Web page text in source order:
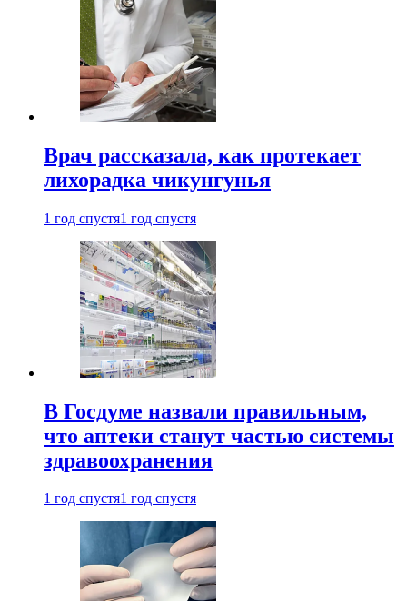
Врач рассказала, как протекает
лихорадка чикунгунья
1 год спустя1 год спустя
В Госдуме назвали правильным,
что аптеки станут частью системы
здравоохранения
1 год спустя1 год спустя